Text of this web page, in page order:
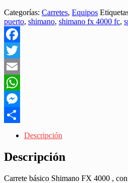
Categorías: Carretes, Equipos
puerto, shimano, shimano fx 4000 fc,
Facebook
Twitter
Email
WhatsApp
Messenger
Descripción
Descripción
Carrete básico Shimano FX 4000 ,